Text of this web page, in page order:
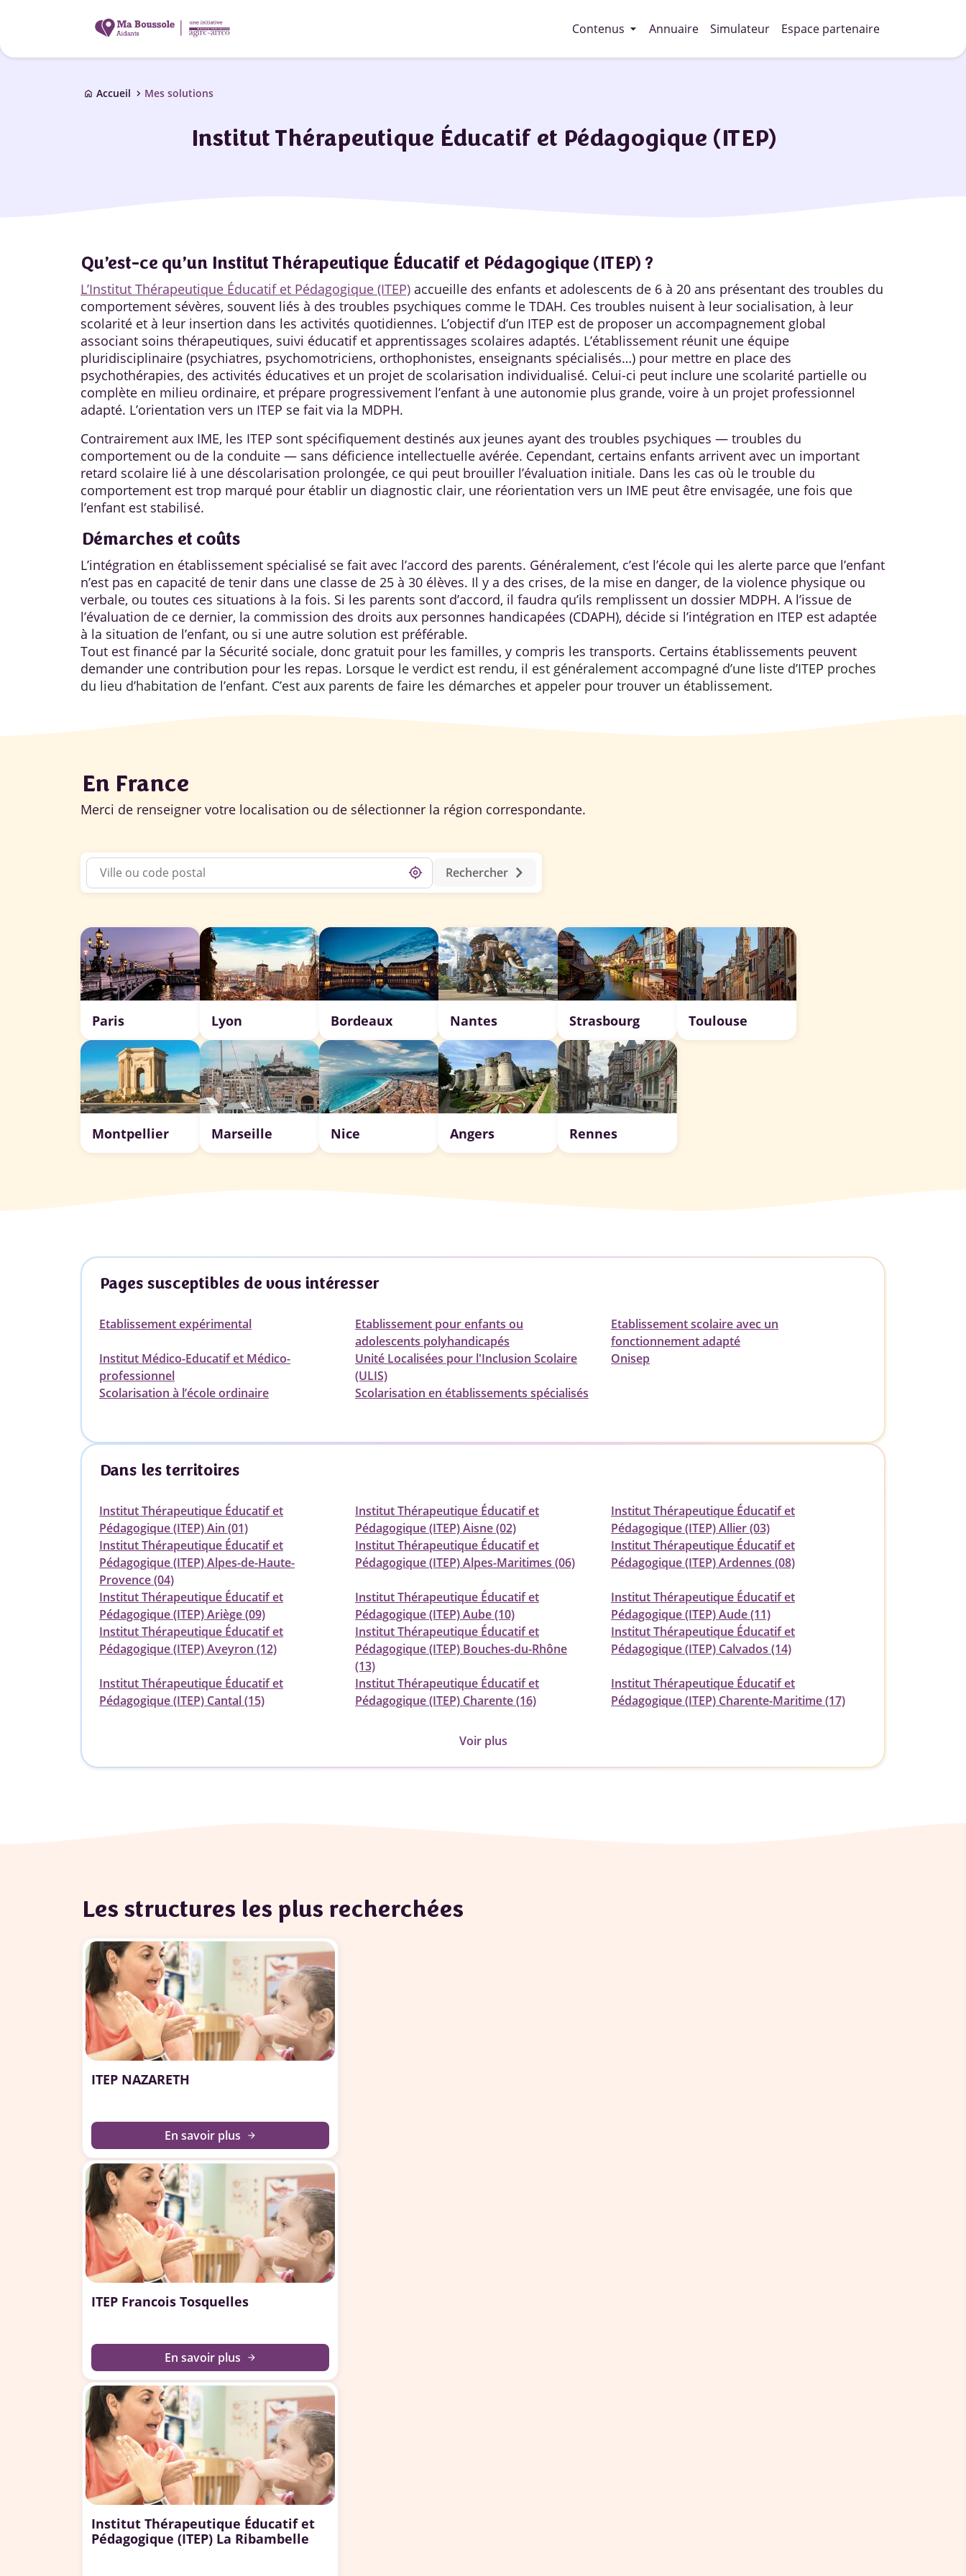
Contenus arrow_drop_down Annuaire Simulateur Espace partenaire
home Accueil chevron_right Mes solutions
Institut Thérapeutique Éducatif et Pédagogique (ITEP)
Qu’est-ce qu’un Institut Thérapeutique Éducatif et Pédagogique (ITEP) ?
L’Institut Thérapeutique Éducatif et Pédagogique (ITEP) accueille des enfants et adolescents de 6 à 20 ans présentant des troubles du
comportement sévères, souvent liés à des troubles psychiques comme le TDAH. Ces troubles nuisent à leur socialisation, à leur
scolarité et à leur insertion dans les activités quotidiennes. L’objectif d’un ITEP est de proposer un accompagnement global
associant soins thérapeutiques, suivi éducatif et apprentissages scolaires adaptés. L’établissement réunit une équipe
pluridisciplinaire (psychiatres, psychomotriciens, orthophonistes, enseignants spécialisés…) pour mettre en place des
psychothérapies, des activités éducatives et un projet de scolarisation individualisé. Celui-ci peut inclure une scolarité partielle ou
complète en milieu ordinaire, et prépare progressivement l’enfant à une autonomie plus grande, voire à un projet professionnel
adapté. L’orientation vers un ITEP se fait via la MDPH.
Contrairement aux IME, les ITEP sont spécifiquement destinés aux jeunes ayant des troubles psychiques — troubles du
comportement ou de la conduite — sans déficience intellectuelle avérée. Cependant, certains enfants arrivent avec un important
retard scolaire lié à une déscolarisation prolongée, ce qui peut brouiller l’évaluation initiale. Dans les cas où le trouble du
comportement est trop marqué pour établir un diagnostic clair, une réorientation vers un IME peut être envisagée, une fois que
l’enfant est stabilisé.
Démarches et coûts
L’intégration en établissement spécialisé se fait avec l’accord des parents. Généralement, c’est l’école qui les alerte parce que l’enfant
n’est pas en capacité de tenir dans une classe de 25 à 30 élèves. Il y a des crises, de la mise en danger, de la violence physique ou
verbale, ou toutes ces situations à la fois. Si les parents sont d’accord, il faudra qu’ils remplissent un dossier MDPH. A l’issue de
l’évaluation de ce dernier, la commission des droits aux personnes handicapées (CDAPH), décide si l’intégration en ITEP est adaptée
à la situation de l’enfant, ou si une autre solution est préférable.
Tout est financé par la Sécurité sociale, donc gratuit pour les familles, y compris les transports. Certains établissements peuvent
demander une contribution pour les repas. Lorsque le verdict est rendu, il est généralement accompagné d’une liste d’ITEP proches
du lieu d’habitation de l’enfant. C’est aux parents de faire les démarches et appeler pour trouver un établissement.
En France
Merci de renseigner votre localisation ou de sélectionner la région correspondante.
my_location Rechercherchevron_right
Paris Lyon Bordeaux Nantes Strasbourg Toulouse
Montpellier Marseille Nice Angers Rennes
Pages susceptibles de vous intéresser
Etablissement expérimental
Etablissement pour enfants ou
adolescents polyhandicapés
Etablissement scolaire avec un
fonctionnement adapté
Institut Médico-Educatif et Médico-
professionnel
Unité Localisées pour l'Inclusion Scolaire
(ULIS)
Onisep
Scolarisation à l’école ordinaire Scolarisation en établissements spécialisés
Dans les territoires
Institut Thérapeutique Éducatif et
Pédagogique (ITEP) Ain (01)
Institut Thérapeutique Éducatif et
Pédagogique (ITEP) Aisne (02)
Institut Thérapeutique Éducatif et
Pédagogique (ITEP) Allier (03)
Institut Thérapeutique Éducatif et
Pédagogique (ITEP) Alpes-de-Haute-
Provence (04)
Institut Thérapeutique Éducatif et
Pédagogique (ITEP) Alpes-Maritimes (06)
Institut Thérapeutique Éducatif et
Pédagogique (ITEP) Ardennes (08)
Institut Thérapeutique Éducatif et
Pédagogique (ITEP) Ariège (09)
Institut Thérapeutique Éducatif et
Pédagogique (ITEP) Aube (10)
Institut Thérapeutique Éducatif et
Pédagogique (ITEP) Aude (11)
Institut Thérapeutique Éducatif et
Pédagogique (ITEP) Aveyron (12)
Institut Thérapeutique Éducatif et
Pédagogique (ITEP) Bouches-du-Rhône
(13)
Institut Thérapeutique Éducatif et
Pédagogique (ITEP) Calvados (14)
Institut Thérapeutique Éducatif et
Pédagogique (ITEP) Cantal (15)
Institut Thérapeutique Éducatif et
Pédagogique (ITEP) Charente (16)
Institut Thérapeutique Éducatif et
Pédagogique (ITEP) Charente-Maritime (17)
Voir plus
Les structures les plus recherchées
ITEP NAZARETH
En savoir plus arrow_forward
ITEP Francois Tosquelles
En savoir plus arrow_forward
Institut Thérapeutique Éducatif et
Pédagogique (ITEP) La Ribambelle